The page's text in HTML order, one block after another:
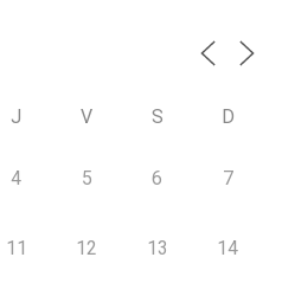
J V S D
4 5 6 7
11 12 13 14